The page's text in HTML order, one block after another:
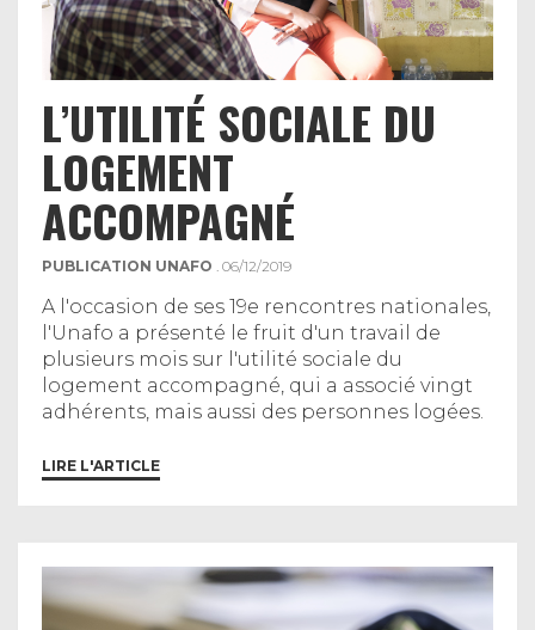
L’UTILITÉ SOCIALE DU
LOGEMENT
ACCOMPAGNÉ
PUBLICATION UNAFO . 06/12/2019
A l'occasion de ses 19e rencontres nationales,
l'Unafo a présenté le fruit d'un travail de
plusieurs mois sur l'utilité sociale du
logement accompagné, qui a associé vingt
adhérents, mais aussi des personnes logées.
LIRE L'ARTICLE